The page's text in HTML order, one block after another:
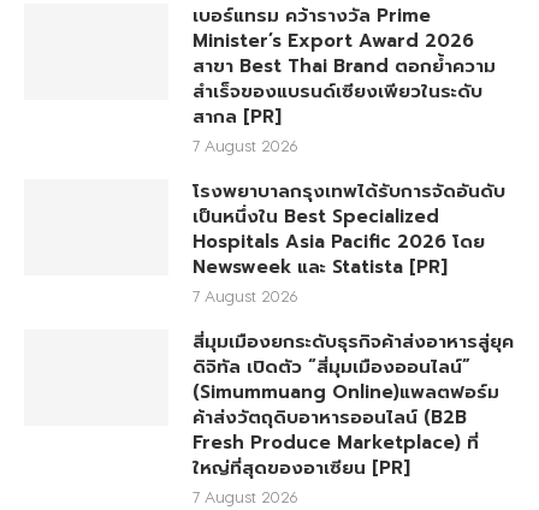
เบอร์แทรม คว้ารางวัล Prime
Minister’s Export Award 2026
สาขา Best Thai Brand ตอกย้ำความ
สำเร็จของแบรนด์เซียงเพียวในระดับ
สากล [PR]
7 August 2026
โรงพยาบาลกรุงเทพได้รับการจัดอันดับ
เป็นหนึ่งใน Best Specialized
Hospitals Asia Pacific 2026 โดย
Newsweek และ Statista [PR]
7 August 2026
สี่มุมเมืองยกระดับธุรกิจค้าส่งอาหารสู่ยุค
ดิจิทัล เปิดตัว “สี่มุมเมืองออนไลน์”
(Simummuang Online)แพลตฟอร์ม
ค้าส่งวัตถุดิบอาหารออนไลน์ (B2B
Fresh Produce Marketplace) ที่
ใหญ่ที่สุดของอาเซียน [PR]
7 August 2026